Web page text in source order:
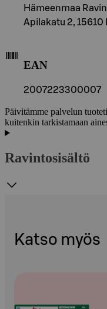
Hämeenmaa
Apilakatu 2, 15610
EAN
2007223300007
Päivitämme palvelun
kuitenkin tarkistamaan
Ravintosisältö
Katso myös